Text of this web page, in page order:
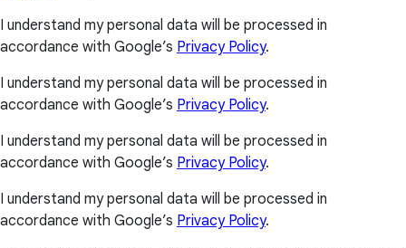
I understand my personal data will be processed in
accordance with Google’s Privacy Policy.
I understand my personal data will be processed in
accordance with Google’s Privacy Policy.
I understand my personal data will be processed in
accordance with Google’s Privacy Policy.
I understand my personal data will be processed in
accordance with Google’s Privacy Policy.